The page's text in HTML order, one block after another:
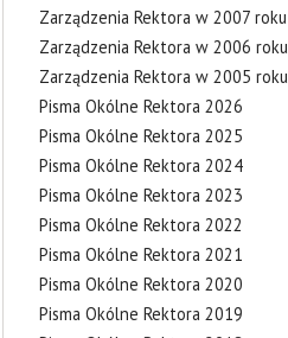
Zarządzenia Rektora w 2007 roku
Zarządzenia Rektora w 2006 roku
Zarządzenia Rektora w 2005 roku
Pisma Okólne Rektora 2026
Pisma Okólne Rektora 2025
Pisma Okólne Rektora 2024
Pisma Okólne Rektora 2023
Pisma Okólne Rektora 2022
Pisma Okólne Rektora 2021
Pisma Okólne Rektora 2020
Pisma Okólne Rektora 2019